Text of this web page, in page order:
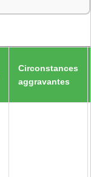
Circonstances
aggravantes